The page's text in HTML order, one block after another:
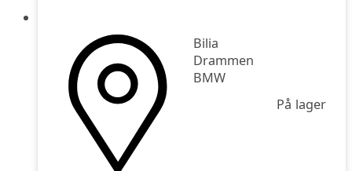
Bilia
Drammen
BMW
På lager